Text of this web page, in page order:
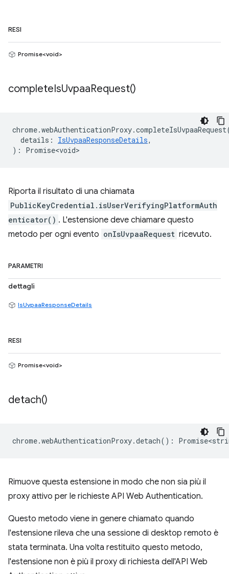
RESI
Promise<void>
completeIsUvpaaRequest()
chrome.webAuthenticationProxy.completeIsUvpaaRequest
details : IsUvpaaResponseDetails,
) : Promise<void>
Riporta il risultato di una chiamata
PublicKeyCredential.isUserVerifyingPlatformAuth
enticator() . L'estensione deve chiamare questo
metodo per ogni evento onIsUvpaaRequest ricevuto.
PARAMETRI
dettagli
IsUvpaaResponseDetails
RESI
Promise<void>
detach()
chrome.webAuthenticationProxy.detach() :
Rimuove questa estensione in modo che non sia più il
proxy attivo per le richieste API Web Authentication.
Questo metodo viene in genere chiamato quando
l'estensione rileva che una sessione di desktop remoto è
stata terminata. Una volta restituito questo metodo,
l'estensione non è più il proxy di richiesta dell'API Web